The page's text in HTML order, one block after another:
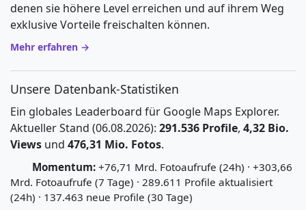
denen sie höhere Level erreichen und auf ihrem Weg
exklusive Vorteile freischalten können.
Mehr erfahren →
Unsere Datenbank-Statistiken
Ein globales Leaderboard für Google Maps Explorer.
Aktueller Stand (06.08.2026): 291.536 Profile, 4,32 Bio.
Views und 476,31 Mio. Fotos.
Momentum: +76,71 Mrd. Fotoaufrufe (24h) · +303,66
Mrd. Fotoaufrufe (7 Tage) · 289.611 Profile aktualisiert
(24h) · 137.463 neue Profile (30 Tage)